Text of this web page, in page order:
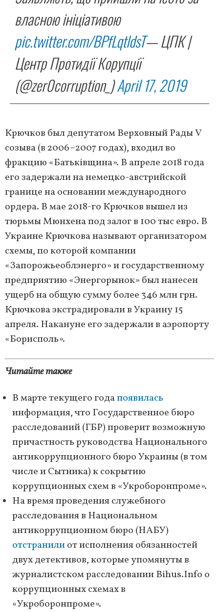
власною ініціативою
pic.twitter.com/BPfLqtldsT— ЦПК |
Центр Протидії Корупції
(@zer0corruption_)April 17, 2019
Крючков был депутатом Верховный Рады V
созыва (в 2006–2007 годах), входил во
фракцию «Батьківщина». В апреле 2018 года
его задержали на немецко-австрийской
границе на основании международного
ордера. В мае 2018-го Крючков вышел из
тюрьмы Мюнхена под залог в 100 тыс евро. В
Украине Крючкова называют организатором
схемы, по которой компании
«Запорожьеоблэнерго» и государственному
предприятию «Энергорынок» был нанесен
ущерб на общую сумму более 346 млн грн.
Крючкова экстрадировали в Украину 15
апреля. Накануне его задержали в аэропорту
«Борисполь».
Читайте также
В марте текущего годапоявилась
информация, что Государственное бюро
расследований (ГБР) проверит возможную
причастность руководства Национального
антикоррупционного бюро Украины (в том
числе и Сытника) к сокрытию
коррупционных схем в «Укроборонпроме».
На время проведения служебного
расследования в Национальном
антикоррупционном бюро (НАБУ)
отстранилиот исполнения обязанностей
двух детективов, которые упомянуты в
журналистском расследовании Bihus.Info о
коррупционных схемах в
«Укроборонпроме».